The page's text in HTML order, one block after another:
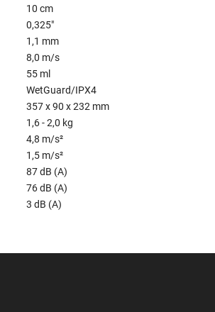
10 cm
0,325"
1,1 mm
8,0 m/s
55 ml
WetGuard/IPX4
357 x 90 x 232 mm
1,6 - 2,0 kg
4,8 m/s²
1,5 m/s²
87 dB (A)
76 dB (A)
3 dB (A)